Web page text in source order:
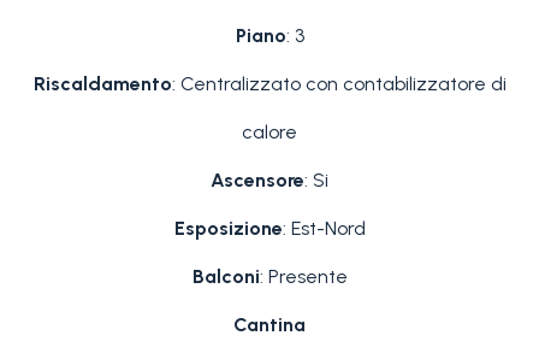
Piano: 3
Riscaldamento: Centralizzato con contabilizzatore di
calore
Ascensore: Si
Esposizione: Est-Nord
Balconi: Presente
Cantina